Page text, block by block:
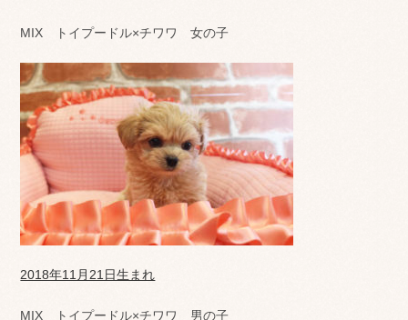
リ
MIX トイプードル×チワワ 女の子
2018年11月21日生まれ
MIX トイプードル×チワワ 男の子